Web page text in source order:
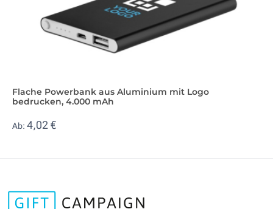
Flache Powerbank aus Aluminium mit Logo
bedrucken, 4.000 mAh
Ab: 4,02 €